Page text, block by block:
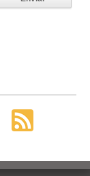
cuenta con la
en el EP a los